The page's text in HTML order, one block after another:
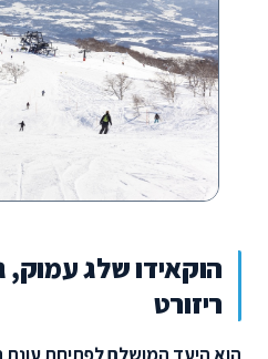
הוקאידו שלג עמוק,
ריזורט